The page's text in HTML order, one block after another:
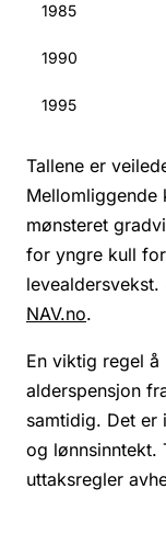
1985
1990
1995
Tallene er
Mellomliggende
mønsteret
for yngre kull
NAV.no.
En viktig regel
alderspensjon
samtidig. Det er
og lønnsinntekt.
uttaksregler